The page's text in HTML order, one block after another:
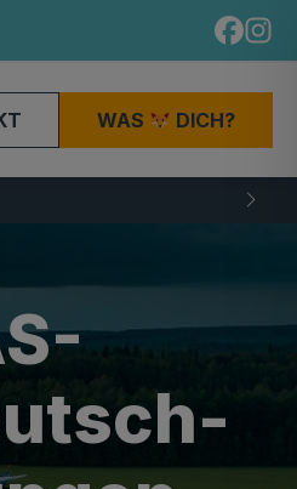
WAS DICH?